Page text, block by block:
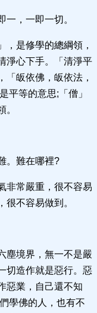
，一即一切。
，是修學的總綱領，
淨心下手。「清淨平
「皈依佛，皈依法，
平等的意思;「僧」
。
。難在哪裡?
非常嚴重，很不容易
很不容易做到。
塵境界，無一不是嚴
切造作就是惡行。惡
惡業，自己還不知
學佛的人，也有不